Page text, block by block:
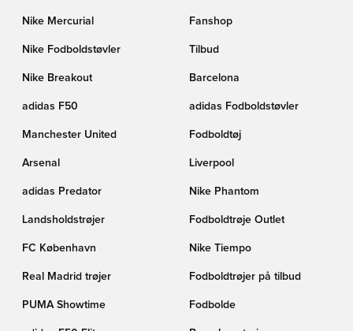
Nike Mercurial Fanshop
Nike Fodboldstøvler Tilbud
Nike Breakout Barcelona
adidas F50 adidas Fodboldstøvler
Manchester United Fodboldtøj
Arsenal Liverpool
adidas Predator Nike Phantom
Landsholdstrøjer Fodboldtrøje Outlet
FC København Nike Tiempo
Real Madrid trøjer Fodboldtrøjer på tilbud
PUMA Showtime Fodbolde